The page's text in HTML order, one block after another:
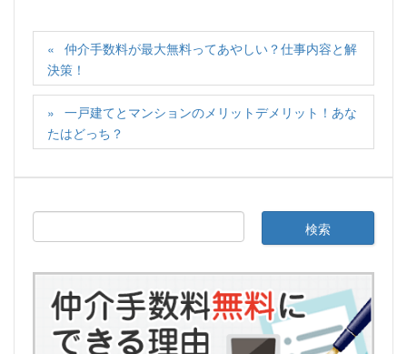
仲介手数料が最大無料ってあやしい？仕事内容と解
決策！
一戸建てとマンションのメリットデメリット！あな
たはどっち？